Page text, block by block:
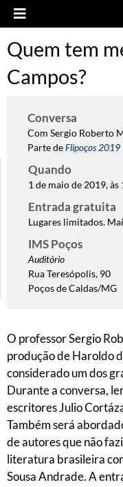
Quem tem
Campos?
Conversa
Com Sergio Roberto
Parte deFlipoços 2019
Quando
1 de maio de 2019, às
Entrada gratuita
Lugares limitados.
IMS Poços
Auditório
Rua Teresópolis, 90
Poços de Caldas/MG
O professor Sergio
produção de Haroldo
considerado um dos
Durante a conversa,
escritores Julio
Também será
de autoresque não
literatura brasileira
Sousa Andrade.A